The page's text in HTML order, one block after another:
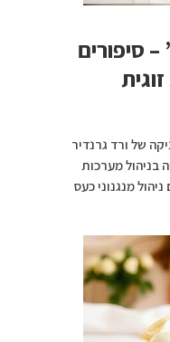
סיפורים
של ורד גרנדיר
בניהול מערכות
מנגנוני כעס